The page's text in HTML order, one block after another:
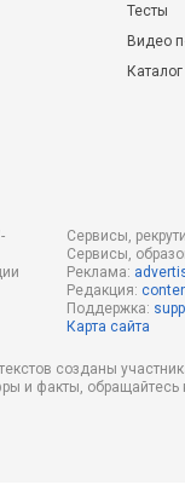
Тесты
Видео
Сервисы,
Сервисы,
Реклама:
Редакция:
Поддержка:
Карта сайта
созданы
и факты,